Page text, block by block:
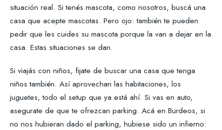
situación real. Si tenés mascota, como nosotros, buscá una
casa que acepte mascotas. Pero ojo: también te pueden
pedir que les cuides su mascota porque la van a dejar en la
casa. Estas situaciones se dan.
Si viajás con niños, fijate de buscar una casa que tenga
niños también. Así aprovechan las habitaciones, los
juguetes, todo el setup que ya está ahí. Si vas en auto,
asegurate de que te ofrezcan parking. Acá en Burdeos, si
no nos hubieran dado el parking, hubiese sido un infierno: